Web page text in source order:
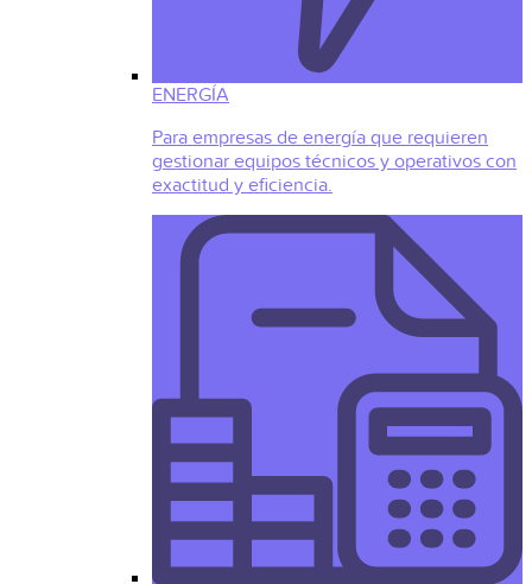
ENERGÍA
Para empresas de energía que requieren
gestionar equipos técnicos y operativos con
exactitud y eficiencia.